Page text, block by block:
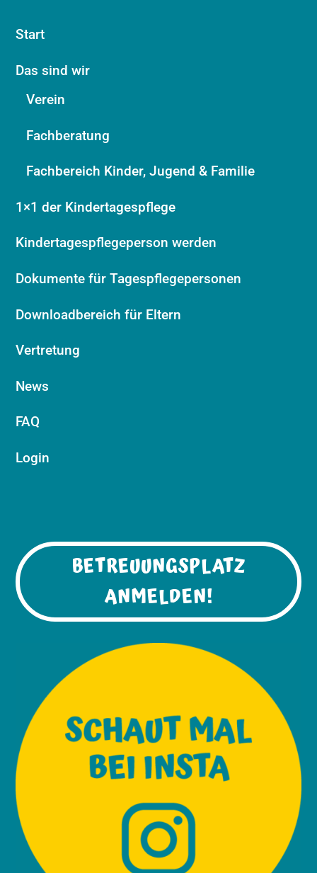
Start
Das sind wir
Verein
Fachberatung
Fachbereich Kinder, Jugend & Familie
1×1 der Kindertagespflege
Kindertagespflegeperson werden
Dokumente für Tagespflegepersonen
Downloadbereich für Eltern
Vertretung
News
FAQ
Login
BETREUUNGSPLATZ
ANMELDEN!